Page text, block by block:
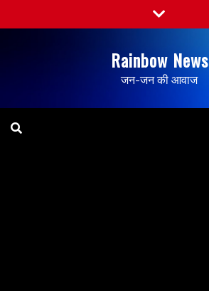
Rainbow News
जन-जन की आवाज